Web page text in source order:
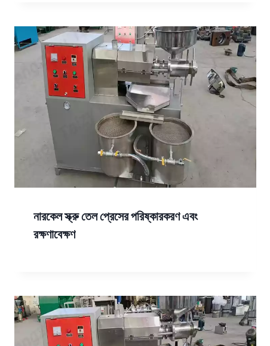
নারকেল স্ক্রু তেল প্রেসের পরিষ্কারকরণ এবং
রক্ষণাবেক্ষণ